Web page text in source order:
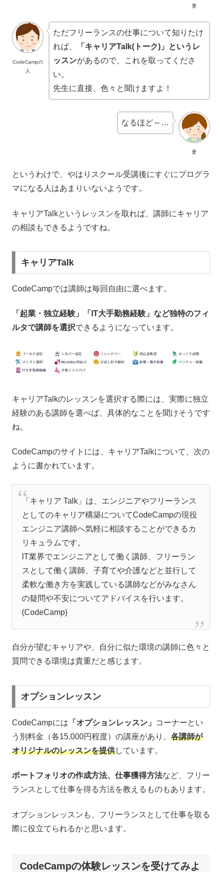
妻
CodeCampの
人
ただフリーランスの仕事について知りたけ
れば、
「キャリアTalk(トーク)」というレ
ッスンがあるので、これを取ってくださ
い。
先生に直接、色々と聞けますよ！
妻
なるほど～…
というわけで、やはりスクール受講後にすぐにプログラ
マになる人はあまりいないようです。
キャリアTalkというレッスンを取れば、講師にキャリア
の相談もできるようですね。
キャリアTalk
CodeCampでは講師は毎回自由に選べます。
「起業・独立経験」「IT大手勤務経験」など独特のフィ
ルタで講師を選択できるようになっています。
キャリアTalkのレッスンを選択する際には、実際に独立
経験のある講師を選べば、具体的なことを聞けそうです
ね。
CodeCampのサイトには、キャリアTalkについて、次の
ように書かれています。
「キャリア Talk」は、エンジニアやフリーランス
としてのキャリア構築についてCodeCampの現役
エンジニア講師へ気軽に相談することができるカ
リキュラムです。
IT業界でエンジニアとして働く講師、フリーラン
スとして働く講師、子育てや介護などと並行して
柔軟な働き方を実践している講師などがみなさん
の疑問や不安についてアドバイスを行います。
(CodeCamp)
自分が望むキャリアや、自分に似た環境の講師に色々と
質問できる環境は貴重だと感じます。
オプションレッスン
CodeCampには 「オプションレッスン」
コーナーとい
う別料金（各15,000円程度）の講座があり、 各講師が
オリジナルのレッスンを提供しています。
ポートフォリオの作成方法、仕事獲得方法など、フリー
ランスとして仕事を得る方法を教えるものもあります。
オプションレッスンも、フリーランスとして仕事を取る
際に役立てられるかと思います。
CodeCampの体験レッスンを受けてみよ